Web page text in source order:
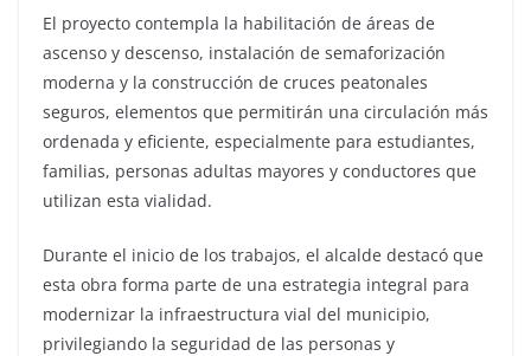
El proyecto contempla la habilitación de áreas de
ascenso y descenso, instalación de semaforización
moderna y la construcción de cruces peatonales
seguros, elementos que permitirán una circulación más
ordenada y eficiente, especialmente para estudiantes,
familias, personas adultas mayores y conductores que
utilizan esta vialidad.
Durante el inicio de los trabajos, el alcalde destacó que
esta obra forma parte de una estrategia integral para
modernizar la infraestructura vial del municipio,
privilegiando la seguridad de las personas y